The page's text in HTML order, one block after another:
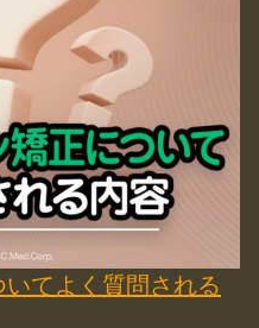
てよく質問される